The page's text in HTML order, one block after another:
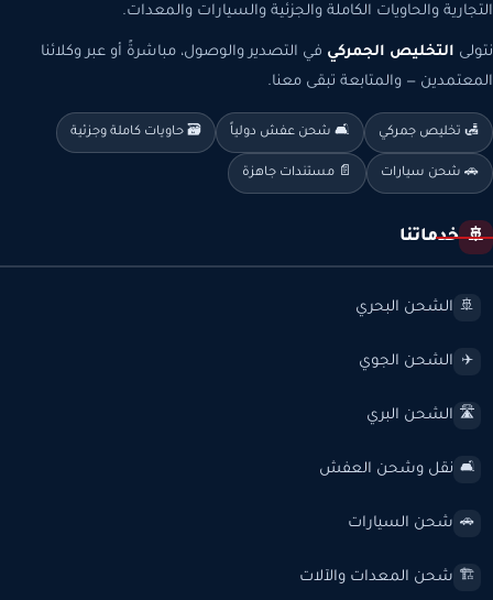
التجارية والحاويات الكاملة والجزئية والسيارات والمعدات.
نتولى التخليص الجمركي في التصدير والوصول، مباشرةً أو عبر وكلائنا
المعتمدين — والمتابعة تبقى معنا.
🛃 تخليص جمركي 🛋️ شحن عفش دولياً 🗃️ حاويات كاملة وجزئية
🚗 شحن سيارات 📄 مستندات جاهزة
🚢 خدماتنا
🚢 الشحن البحري
✈️ الشحن الجوي
🛣️ الشحن البري
🛋️ نقل وشحن العفش
🚗 شحن السيارات
🏗️ شحن المعدات والآلات